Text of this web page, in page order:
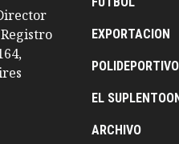
EXPORTACION
POLIDEPORTIVO
EL
ARCHIVO